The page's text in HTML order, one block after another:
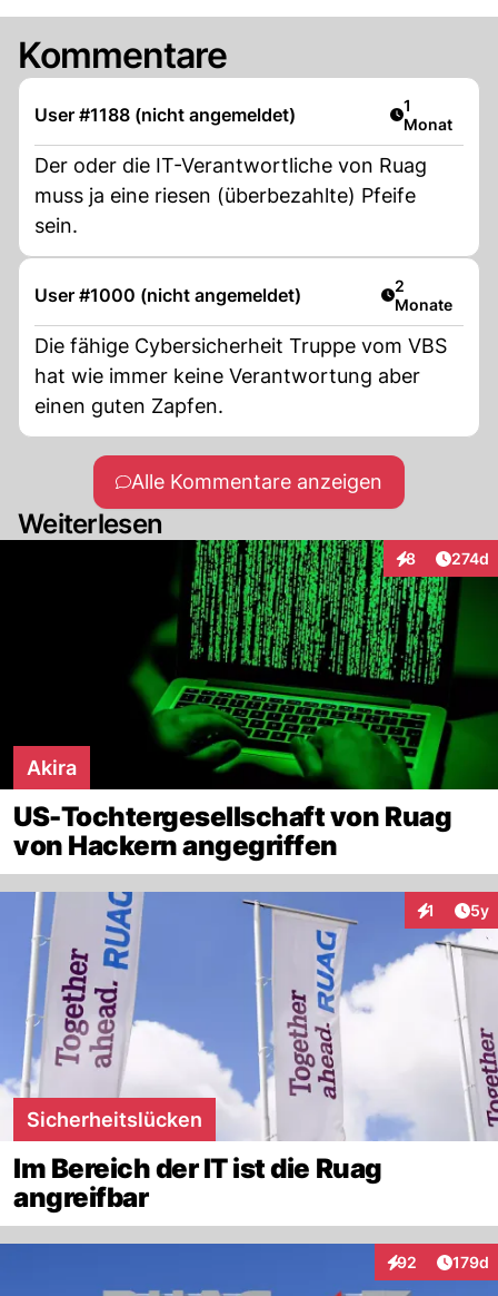
Kommentare
User #1188 (nicht angemeldet) Artikel
1
Monat
Der oder die IT-Verantwortliche von Ruag
muss ja eine riesen (überbezahlte) Pfeife
sein.
User #1000 (nicht angemeldet) Artikel
2
Monate
Die fähige Cybersicherheit Truppe vom VBS
hat wie immer keine Verantwortung aber
einen guten Zapfen.
Alle Kommentare anzeigen
Weiterlesen
8
Interaktionen
274d
Akira
US-Tochtergesellschaft von Ruag
von Hackern angegriffen
1 5y
Sicherheitslücken
Im Bereich der IT ist die Ruag
angreifbar
92
Interaktionen
179d